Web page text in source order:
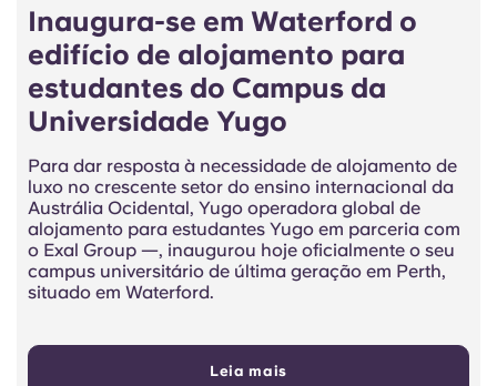
Inaugura-se em Waterford o
edifício de alojamento para
estudantes do Campus da
Universidade Yugo
Para dar resposta à necessidade de alojamento de
luxo no crescente setor do ensino internacional da
Austrália Ocidental, Yugo operadora global de
alojamento para estudantes Yugo em parceria com
o Exal Group —, inaugurou hoje oficialmente o seu
campus universitário de última geração em Perth,
situado em Waterford.
Leia mais